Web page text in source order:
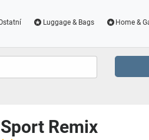
Luggage & Bags Home &
Remix